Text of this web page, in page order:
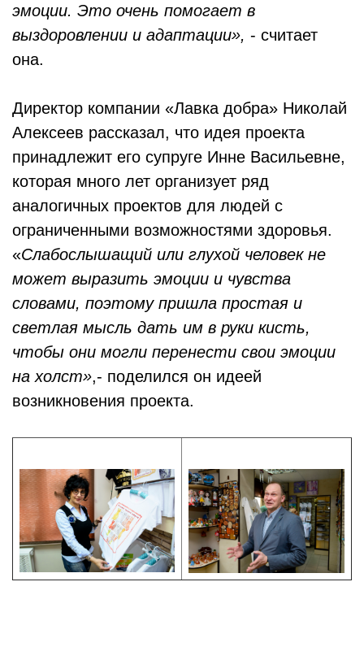
эмоции. Это очень помогает в
выздоровлении и адаптации», - считает
она.
Директор компании «Лавка добра» Николай
Алексеев рассказал, что идея проекта
принадлежит его супруге Инне Васильевне,
которая много лет организует ряд
аналогичных проектов для людей с
ограниченными возможностями здоровья.
«Слабослышащий или глухой человек не
может выразить эмоции и чувства
словами, поэтому пришла простая и
светлая мысль дать им в руки кисть,
чтобы они могли перенести свои эмоции
на холст»,- поделился он идеей
возникновения проекта.